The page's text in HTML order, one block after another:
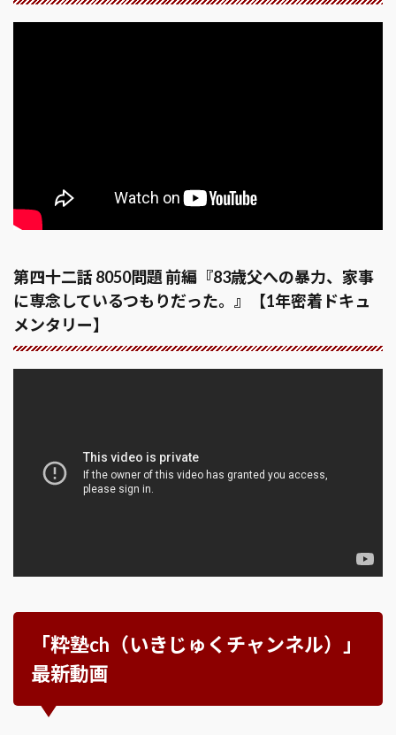
第四十二話 8050問題 前編『83歳父への暴力、家事
に専念しているつもりだった。』【1年密着ドキュ
メンタリー】
「粋塾ch（いきじゅくチャンネル）」
最新動画